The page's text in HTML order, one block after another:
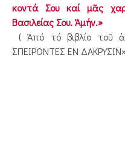
κοντά Σου καί μᾶς
Βασιλείας Σου. Ἀμήν.»
( Ἀπό τό βιβλίο τοῦ
ΣΠΕΙΡΟΝΤΕΣ ΕΝ